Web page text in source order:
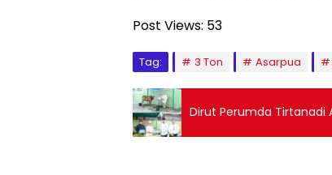
Post Views: 53
Tag: 3 Ton Asarpua
Dirut Perumda Tirtanadi